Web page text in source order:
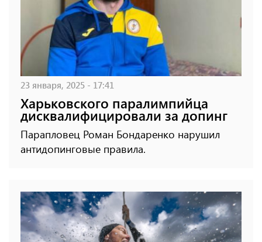
23 января, 2025 - 17:41
Харьковского паралимпийца
дисквалифицировали за допинг
Парапловец Роман Бондаренко нарушил
антидопинговые правила.